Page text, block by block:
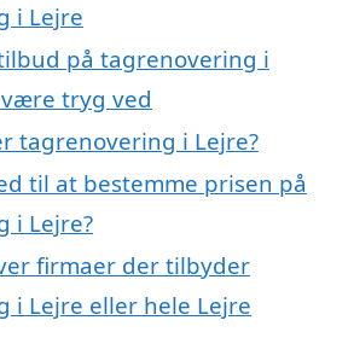
i Lejre
på tagrenovering i
tryg ved
tagrenovering i Lejre?
til at bestemme prisen på
i Lejre?
firmaer der tilbyder
i Lejre eller hele Lejre